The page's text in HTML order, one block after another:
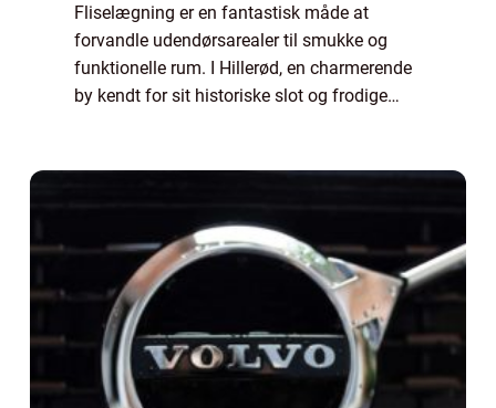
Fliselægning er en fantastisk måde at
forvandle udendørsarealer til smukke og
funktionelle rum. I Hillerød, en charmerende
by kendt for sit historiske slot og frodige